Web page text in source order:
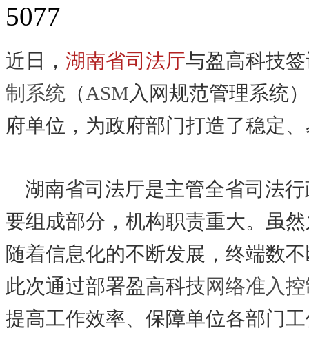
5077
近日， 湖南省司法厅与盈高科技
制系统 （ASM入网规范管理系统
府单位，为政府部门打造了稳定
湖南省司法厅是主管全省司法
要组成部分，机构职责重大。虽
随着信息化的不断发展，终端数
此次通过部署盈高科技网络准入
提高工作效率、保障单位各部门